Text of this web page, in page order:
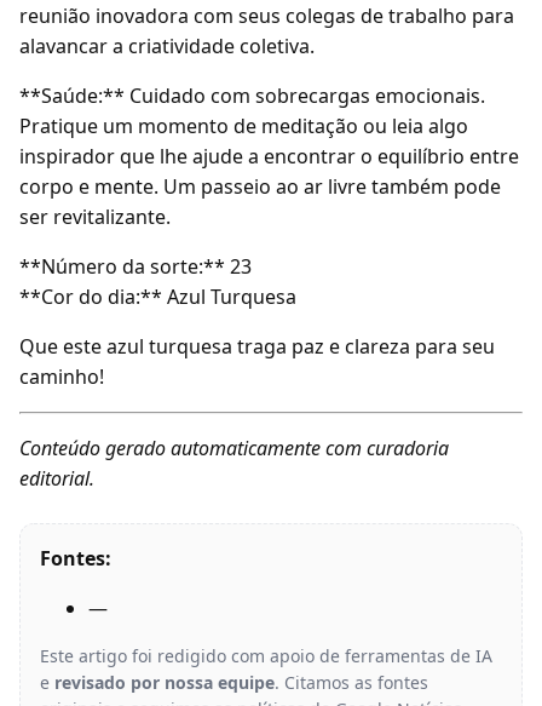
reunião inovadora com seus colegas de trabalho para
alavancar a criatividade coletiva.
**Saúde:** Cuidado com sobrecargas emocionais.
Pratique um momento de meditação ou leia algo
inspirador que lhe ajude a encontrar o equilíbrio entre
corpo e mente. Um passeio ao ar livre também pode
ser revitalizante.
**Número da sorte:** 23
**Cor do dia:** Azul Turquesa
Que este azul turquesa traga paz e clareza para seu
caminho!
Conteúdo gerado automaticamente com curadoria
editorial.
Fontes:
—
Este artigo foi redigido com apoio de ferramentas de IA
e revisado por nossa equipe. Citamos as fontes